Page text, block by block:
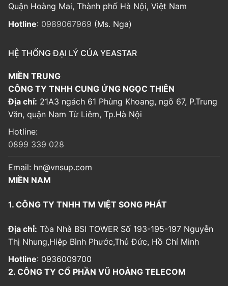
Quận Hoàng Mai, Thành phố Hà Nội, Việt Nam
Hotline: 0989067969 (Ms. Nga)
HỆ THỐNG ĐẠI LÝ CỦA YEASTAR
MIỀN TRUNG
CÔNG TY TNHH CUNG ỨNG NGỌC THIÊN
Địa chỉ: 21A3 ngách 61 Phùng Khoang, ngõ 67, P.Trung
Văn, quận Nam Từ Liêm, Tp.Hà Nội
Hotline:
0899 339 028
Email: hn@vnsup.com
MIỀN NAM
1. CÔNG TY TNHH TM VIỆT SONG PHÁT
Địa chỉ: Tòa Nhà BSI TOWER Số 193-195-197 Nguyễn
Thị Nhung,Hiệp Bình Phước,Thủ Đức, Hồ Chí Minh
Hotline: 0936009700
2. CÔNG TY CỔ PHẦN VŨ HOÀNG TELECOM